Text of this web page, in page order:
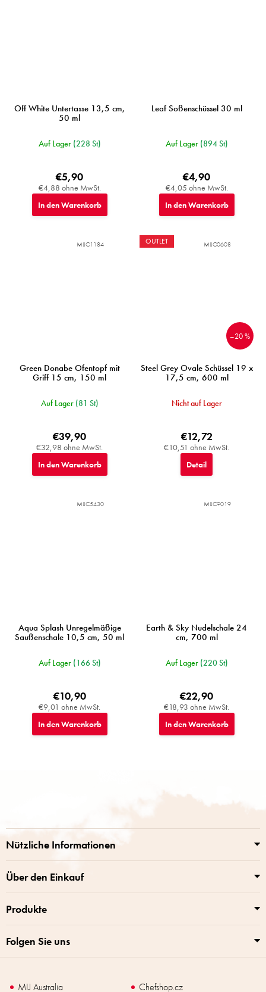
Off White Untertasse 13,5 cm,
50 ml
Auf Lager (228 St)
€4,88 ohne MwSt.
€5,90
In den Warenkorb
Leaf Soßenschüssel 30 ml
Auf Lager (894 St)
€4,05 ohne MwSt.
€4,90
In den Warenkorb
Green Donabe Ofentopf mit
Griff 15 cm, 150 ml
Auf Lager (81 St)
€32,98 ohne MwSt.
€39,90
In den Warenkorb
MIJC1184 OUTLET
–20 %
Steel Grey Ovale Schüssel 19 x
17,5 cm, 600 ml
Nicht auf Lager
€10,51 ohne MwSt.
€12,72
Detail
MIJC0608
Aqua Splash Unregelmäßige
Saußenschale 10,5 cm, 50 ml
Auf Lager (166 St)
€9,01 ohne MwSt.
€10,90
In den Warenkorb
MIJC5430
Earth & Sky Nudelschale 24
cm, 700 ml
Auf Lager (220 St)
€18,93 ohne MwSt.
€22,90
In den Warenkorb
MIJC9019
Nützliche Informationen
Über den Einkauf
Produkte
Folgen Sie uns
MIJ Australia Chefshop.cz